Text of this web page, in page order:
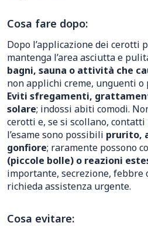
Cosa fare dopo:
Dopo l’applicazione dei cerotti
mantenga l’area asciutta e
bagni, sauna o attività che
non applichi creme, unguenti o
Eviti sfregamenti,
solare; indossi abiti comodi.
cerotti e, se si scollano,
l’esame sono possibili prurito,
gonfiore; raramente possono
(piccole bolle) o reazioni
importante, secrezione,
richieda assistenza urgente.
Cosa evitare: